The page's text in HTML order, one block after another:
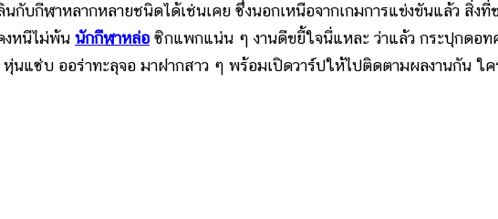
กับกีฬาหลากหลายชนิดได้เช่นเคย ซึ่งนอกเหนือจากเกมการแข่งขันแล้ว สิ่งที่
งหนีไม่พ้น นักกีฬาหล่อ ซิกแพกแน่น ๆ งานดีขยี้ใจนี่แหละ ว่าแล้ว กระปุกดอท
นแซ่บ ออร่าทะลุจอ มาฝากสาว ๆ พร้อมเปิดวาร์ปให้ไปติดตามผลงานกัน ใค